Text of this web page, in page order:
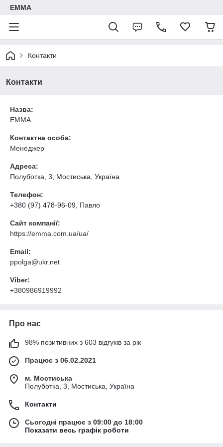
ЕММА
Контакти
Контакти
Назва:
EMMA
Контактна особа:
Менеджер
Адреса:
Полуботка, 3, Мостиська, Україна
Телефон:
+380 (97) 478-96-09 , Павло
Сайт компанії:
https://emma.com.ua/ua/
Email:
ppolga@ukr.net
Viber:
+380986919992
Про нас
98% позитивних з 603 відгуків за рік
Працює з 06.02.2021
м. Мостиська
Полуботка, 3, Мостиська, Україна
Контакти
Сьогодні працює з 09:00 до 18:00
Показати весь графік роботи